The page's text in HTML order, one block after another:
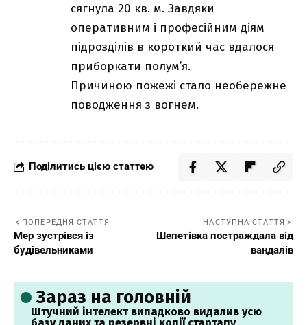
сягнула 20 кв. м. Завдяки
оперативним і професійним діям
підрозділів в короткий час вдалося
приборкати полум’я.
Причиною пожежі стало необережне
поводження з вогнем.
Поділитись цією статтею
ПОПЕРЕДНЯ СТАТТЯ
Мер зустрівся із
будівельниками
НАСТУПНА СТАТТЯ
Шепетівка постраждала від
вандалів
Зараз на головній
Штучний інтелект випадково видалив усю